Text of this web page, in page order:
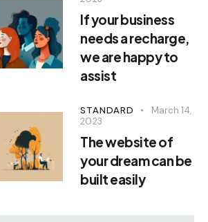
If your business
needs a recharge,
we are happy to
assist
STANDARD
March 14,
2023
The website of
your dream can be
built easily